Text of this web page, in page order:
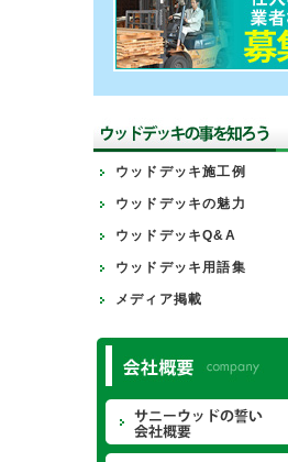
ウッドデッキ施工例
ウッドデッキの魅力
ウッドデッキQ&A
ウッドデッキ用語集
メディア掲載